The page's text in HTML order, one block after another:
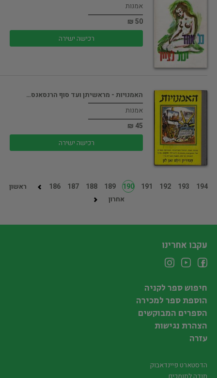
אמנות
50 ₪
רכישה ישירה
האמנויות - מראשיתן ועד סוף הרנסאנס…
אמנות
45 ₪
רכישה ישירה
ראשון 186 187 188 189 190 191 192 193
194
אחרון
עקבו אחרינו
חיפוש ספר לקניה
הוספת ספר למכירה
הספרים המבוקשים
הצהרת נגישות
עזרה
הדסטארט פיינדאבוק